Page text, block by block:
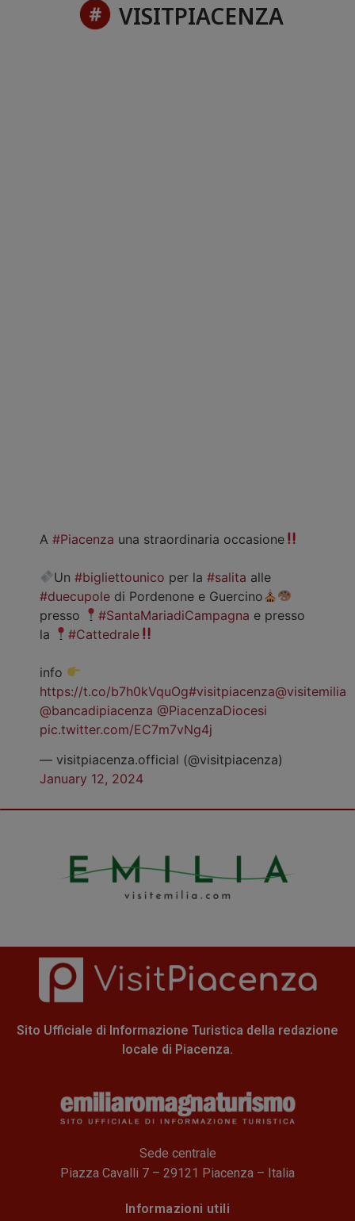
VISITPIACENZA
A #Piacenza una straordinaria occasione
Un#bigliettounico per la#salita alle
#duecupole di Pordenone e Guercino
presso
#SantaMariadiCampagna e presso
la
#Cattedrale
info
https://t.co/b7h0kVquOg#visitpiacenza@visitemilia
@bancadipiacenza @PiacenzaDiocesi
pic.twitter.com/EC7m7vNg4j
— visitpiacenza.official (@visitpiacenza)
January 12, 2024
Sito Ufficiale di Informazione Turistica della redazione
locale di Piacenza.
Sede centrale
Piazza Cavalli 7 – 29121 Piacenza – Italia
Informazioni utili